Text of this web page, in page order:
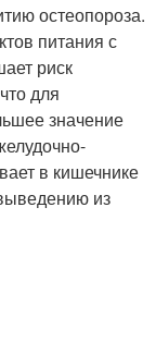
остеопороза.
питания с
риск
для
значение
в кишечнике
из